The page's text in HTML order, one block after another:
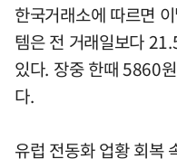
한국거래소에 따르면
템은 전 거래일보다
있다. 장중 한때 5860
다.
유럽 전동화 업황 회복